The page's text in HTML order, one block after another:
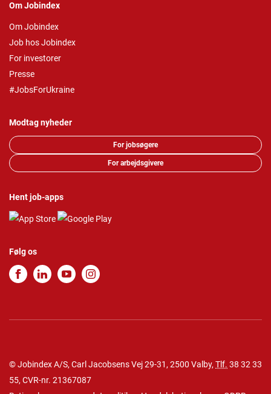
Om Jobindex
Om Jobindex
Job hos Jobindex
For investorer
Presse
#JobsForUkraine
Modtag nyheder
For jobsøgere
For arbejdsgivere
Hent job-apps
Følg os
© Jobindex A/S, Carl Jacobsens Vej 29-31, 2500 Valby, Tlf. 38 32 33
55, CVR-nr. 21367087